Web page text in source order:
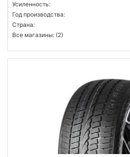
Усиленность:
Год производства:
Страна:
Все магазины: (2)